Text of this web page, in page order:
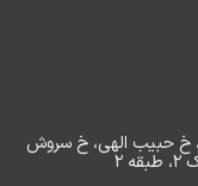
خ حبیب الهی، خ سروش